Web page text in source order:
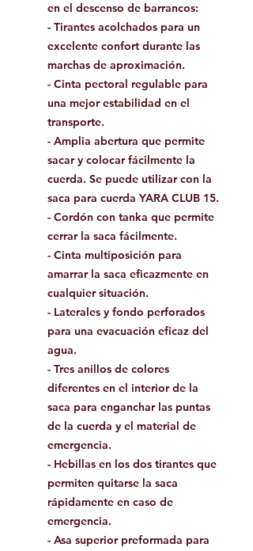
en el descenso de barrancos:
- Tirantes acolchados para un
excelente confort durante las
marchas de aproximación.
- Cinta pectoral regulable para
una mejor estabilidad en el
transporte.
- Amplia abertura que permite
sacar y colocar fácilmente la
cuerda. Se puede utilizar con la
saca para cuerda YARA CLUB 15.
- Cordón con tanka que permite
cerrar la saca fácilmente.
- Cinta multiposición para
amarrar la saca eficazmente en
cualquier situación.
- Laterales y fondo perforados
para una evacuación eficaz del
agua.
- Tres anillos de colores
diferentes en el interior de la
saca para enganchar las puntas
de la cuerda y el material de
emergencia.
- Hebillas en los dos tirantes que
permiten quitarse la saca
rápidamente en caso de
emergencia.
- Asa superior preformada para